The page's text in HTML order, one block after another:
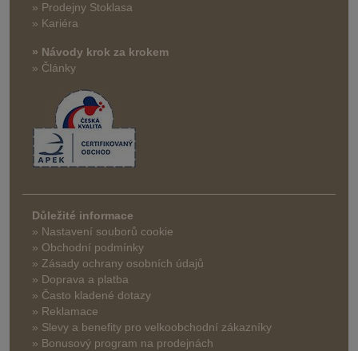
» Prodejny Stoklasa
» Kariéra
» Návody krok za krokem
» Články
Důležité informace
» Nastavení souborů cookie
» Obchodní podmínky
» Zásady ochrany osobních údajů
» Doprava a platba
» Často kladené dotazy
» Reklamace
» Slevy a benefity pro velkoobchodní zákazníky
» Bonusový program na prodejnách